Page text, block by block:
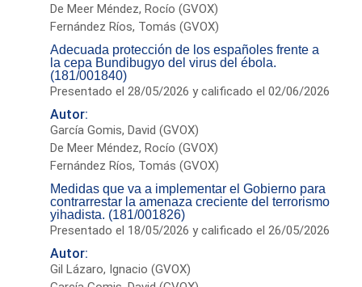
De Meer Méndez, Rocío (GVOX)
Fernández Ríos, Tomás (GVOX)
Adecuada protección de los españoles frente a
la cepa Bundibugyo del virus del ébola.
(181/001840)
Presentado el 28/05/2026 y calificado el 02/06/2026
Autor:
García Gomis, David (GVOX)
De Meer Méndez, Rocío (GVOX)
Fernández Ríos, Tomás (GVOX)
Medidas que va a implementar el Gobierno para
contrarrestar la amenaza creciente del terrorismo
yihadista. (181/001826)
Presentado el 18/05/2026 y calificado el 26/05/2026
Autor:
Gil Lázaro, Ignacio (GVOX)